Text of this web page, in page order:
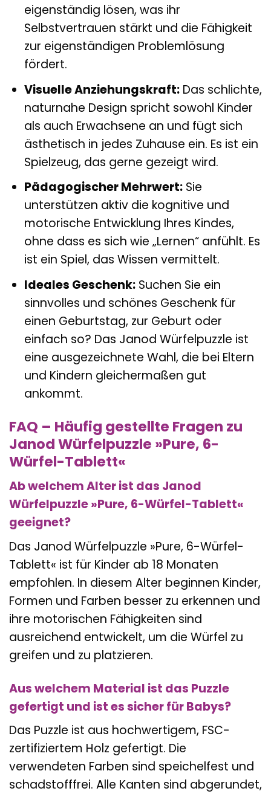
eigenständig lösen, was ihr
Selbstvertrauen stärkt und die Fähigkeit
zur eigenständigen Problemlösung
fördert.
Visuelle Anziehungskraft:Das schlichte,
naturnahe Design spricht sowohl Kinder
als auch Erwachsene an und fügt sich
ästhetisch in jedes Zuhause ein. Es ist ein
Spielzeug, das gerne gezeigt wird.
Pädagogischer Mehrwert:Sie
unterstützen aktiv die kognitive und
motorische Entwicklung Ihres Kindes,
ohne dass es sich wie „Lernen“ anfühlt. Es
ist ein Spiel, das Wissen vermittelt.
Ideales Geschenk:Suchen Sie ein
sinnvolles und schönes Geschenk für
einen Geburtstag, zur Geburt oder
einfach so? Das Janod Würfelpuzzle ist
eine ausgezeichnete Wahl, die bei Eltern
und Kindern gleichermaßen gut
ankommt.
FAQ – Häufig gestellte Fragen zu
Janod Würfelpuzzle »Pure, 6-
Würfel-Tablett«
Ab welchem Alter ist das Janod
Würfelpuzzle »Pure, 6-Würfel-Tablett«
geeignet?
Das Janod Würfelpuzzle »Pure, 6-Würfel-
Tablett« ist für Kinder ab 18 Monaten
empfohlen. In diesem Alter beginnen Kinder,
Formen und Farben besser zu erkennen und
ihre motorischen Fähigkeiten sind
ausreichend entwickelt, um die Würfel zu
greifen und zu platzieren.
Aus welchem Material ist das Puzzle
gefertigt und ist es sicher für Babys?
Das Puzzle ist aus hochwertigem, FSC-
zertifiziertem Holz gefertigt. Die
verwendeten Farben sind speichelfest und
schadstofffrei. Alle Kanten sind abgerundet,